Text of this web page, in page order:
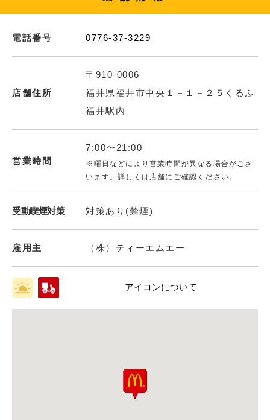
電話番号 0776-37-3229
店舗住所
〒910-0006
福井県福井市中央１－１－２５くるふ
福井駅内
営業時間
7:00〜21:00
※曜日などにより営業時間が異なる場合がござ
います。詳しくは店舗にご確認ください。
受動喫煙対策 対策あり(禁煙)
雇用主 （株）ティーエムエー
アイコンについて